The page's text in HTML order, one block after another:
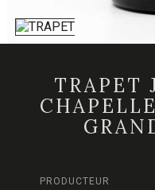
TRAPET
PRODUCTEUR